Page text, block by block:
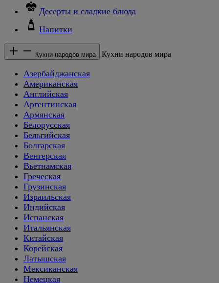
Десерты и сладкие блюда
Напитки
Кухни народов мира Кухни народов мира
Азербайджанская
Американская
Английская
Аргентинская
Армянская
Белорусская
Бельгийская
Болгарская
Венгерская
Вьетнамская
Греческая
Грузинская
Израильская
Индийская
Испанская
Итальянская
Китайская
Корейская
Латышская
Мексиканская
Немецкая